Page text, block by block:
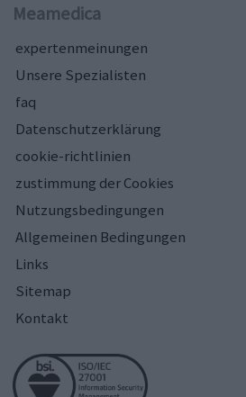
Meamedica
expertenmeinungen
Unsere Spezialisten
faq
Datenschutzerklärung
cookie-richtlinien
zustimmung der Cookies
Nutzungsbedingungen
Allgemeinen Bedingungen
Links
Sitemap
Kontakt